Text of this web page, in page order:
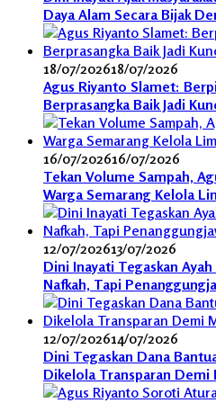
Daya Alam Secara Bijak
18/07/202618/07/2026
Agus Riyanto Slamet:
Berprasangka Baik Jadi
16/07/202616/07/2026
Tekan Volume Sampah,
Warga Semarang Kelola
12/07/202613/07/2026
Dini Inayati Tegaskan
Nafkah, Tapi
12/07/202614/07/2026
Dini Tegaskan Dana
Dikelola Transparan Demi